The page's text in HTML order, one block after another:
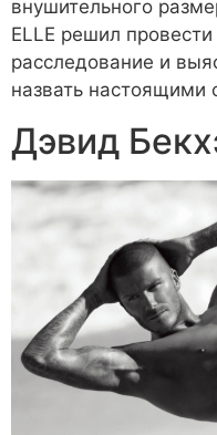
внушительного
ELLE решил
расследование и
назвать настоящими
Дэвид